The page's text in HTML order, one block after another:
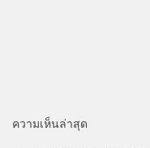
ความเห็นล่าสุด